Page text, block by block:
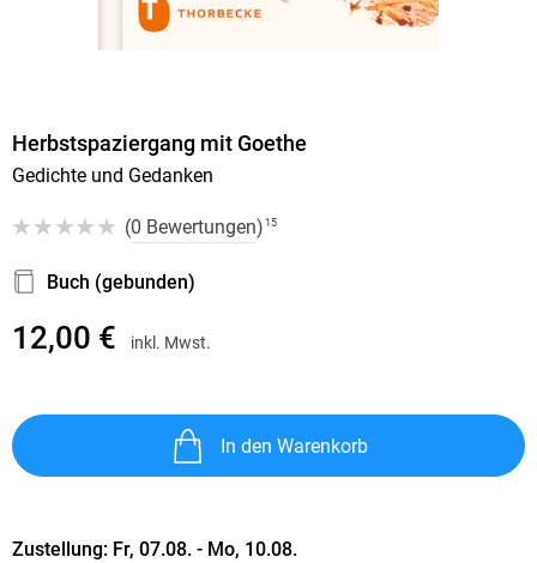
Herbstspaziergang mit Goethe
Gedichte und Gedanken
(0 Bewertungen) 15
Buch (gebunden)
12,00 € inkl. Mwst.
In den Warenkorb
Zustellung: Fr, 07.08. - Mo, 10.08.